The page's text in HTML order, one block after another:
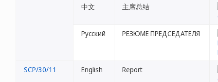
中文 主席总结
Русский РЕЗЮМЕ ПРЕДСЕДАТЕЛЯ
SCP/30/11 English Report